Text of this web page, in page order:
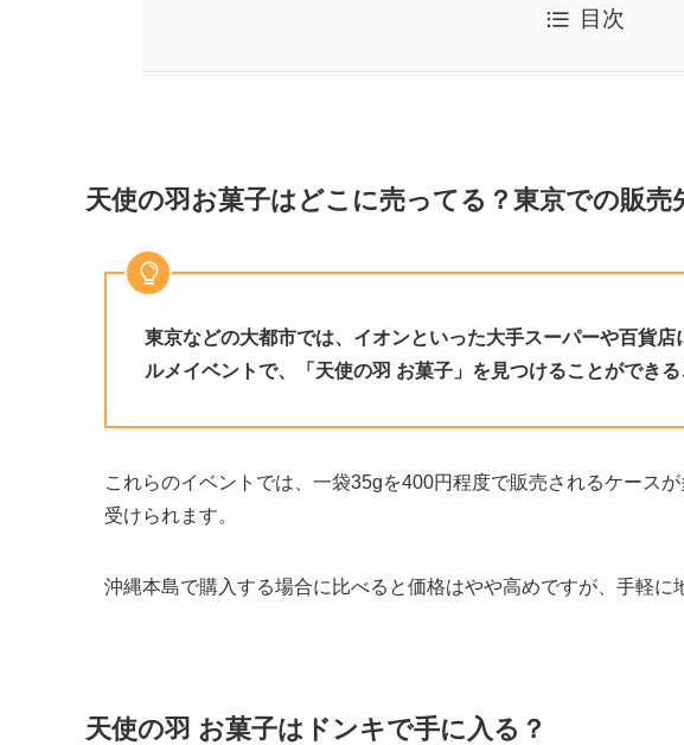
目次
天使の羽お菓子はどこに売ってる？東京での販売
東京などの大都市では、イオンといった大手スーパーや百貨
ルメイベントで、「天使の羽 お菓子」を見つけることができる
これらのイベントでは、一袋35gを400円程度で販売されるケース
受けられます。
沖縄本島で購入する場合に比べると価格はやや高めですが、手軽に
天使の羽 お菓子はドンキで手に入る？